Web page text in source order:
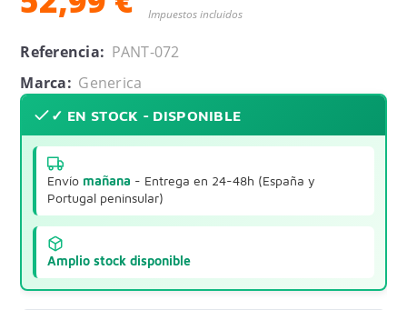
Impuestos incluidos
Referencia: PANT-072
Marca: Generica
✓ EN STOCK - DISPONIBLE
Envío mañana - Entrega en 24-48h (España y
Portugal peninsular)
Amplio stock disponible